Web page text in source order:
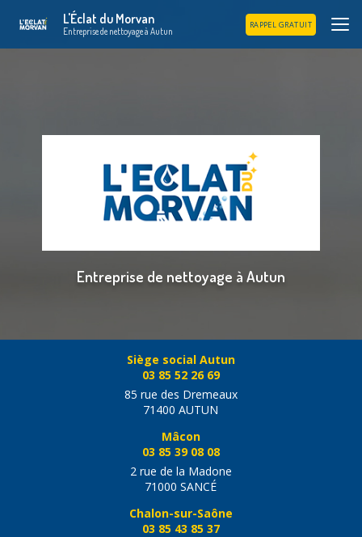
principal
L'Éclat du Morvan
Entreprise de nettoyage à Autun
RAPPEL GRATUIT
Entreprise de nettoyage à Autun
Siège social Autun
03 85 52 26 69
85 rue des Dremeaux
71400 AUTUN
Mâcon
03 85 39 08 08
2 rue de la Madone
71000 SANCÉ
Chalon-sur-Saône
03 85 43 85 37